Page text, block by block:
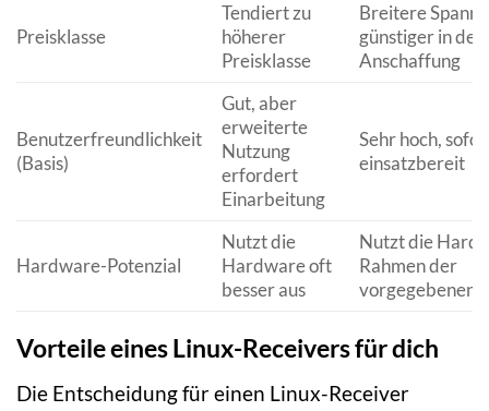
Preisklasse
Tendiert zu
höherer
Preisklasse
Breitere
günstiger in der
Anschaffung
Benutzerfreundlichkeit
(Basis)
Gut, aber
erweiterte
Nutzung
erfordert
Einarbeitung
Sehr hoch,
einsatzbereit
Hardware-Potenzial
Nutzt die
Hardware oft
besser aus
Nutzt die
Rahmen der
vorgegebenen
Vorteile eines Linux-Receivers für dich
Die Entscheidung für einen Linux-Receiver